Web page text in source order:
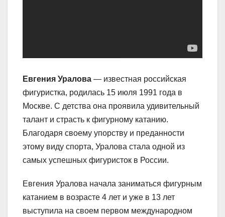
Евгения Уралова — известная российская
фигуристка, родилась 15 июля 1991 года в
Москве. С детства она проявила удивительный
талант и страсть к фигурному катанию.
Благодаря своему упорству и преданности
этому виду спорта, Уралова стала одной из
самых успешных фигуристок в России.
Евгения Уралова начала заниматься фигурным
катанием в возрасте 4 лет и уже в 13 лет
выступила на своем первом международном